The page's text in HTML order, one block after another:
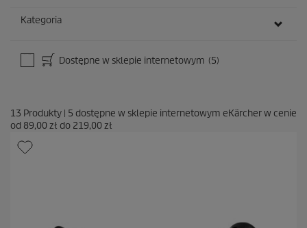
Kategoria
Dostępne w sklepie internetowym (5)
13 Produkty | 5 dostępne w sklepie internetowym eKärcher w cenie
od 89,00 zł do 219,00 zł